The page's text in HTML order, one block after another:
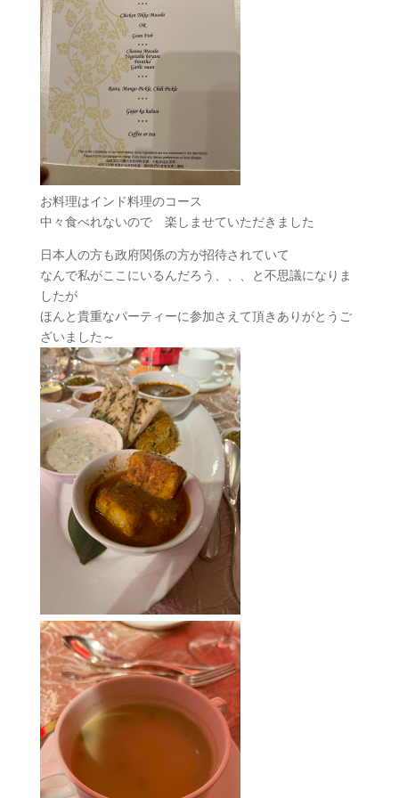
お料理はインド料理のコース
中々食べれないので 楽しませていただきました
日本人の方も政府関係の方が招待されていて
なんで私がここにいるんだろう、、、と不思議になりま
したが
ほんと貴重なパーティーに参加さえて頂きありがとうご
ざいました～